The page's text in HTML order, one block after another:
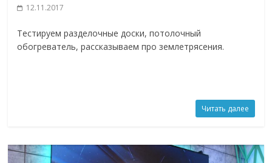
12.11.2017
Тестируем разделочные доски, потолочный
обогреватель, рассказываем про землетрясения.
Читать далее